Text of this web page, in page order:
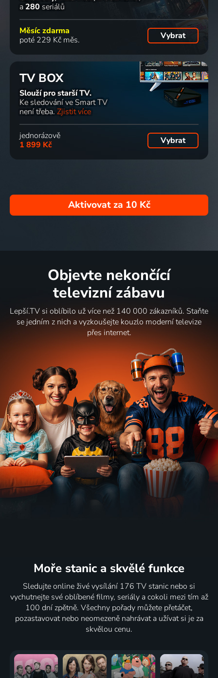
a 280 seriálů
Měsíc zdarma
poté 229 Kč měs.
Vybrat
TV BOX
Slouží pro starší TV.
Ke sledování ve Smart TV
není třeba. Zjistit více
jednorázově
1 899 Kč
Vybrat
Aktivovat za 10 Kč
Objevte nekončící
televizní zábavu
Lepší.TV si oblíbilo už více než 140 000 zákazníků. Staňte
se jedním z nich a vyzkoušejte kouzlo moderní televize
přes internet.
Moře stanic a skvělé funkce
Sledujte online živé vysílání 176 TV stanic nebo si
vychutnejte své oblíbené filmy, seriály a cokoli mezi tím až
100 dní zpětně. Všechny pořady můžete přetáčet,
pozastavovat nebo neomezeně nahrávat a užívat si je za
skvělou cenu.